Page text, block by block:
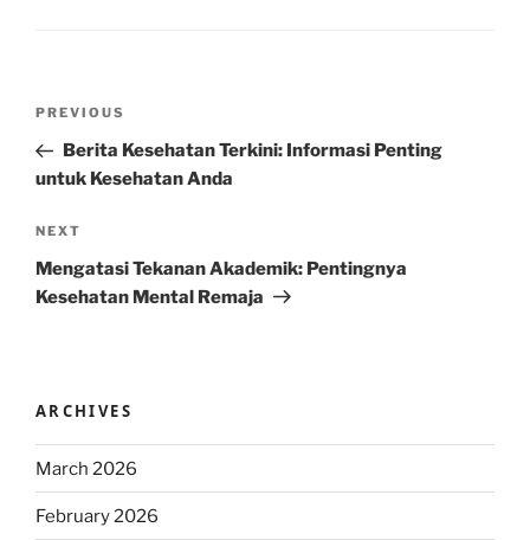
Previous
Post
PREVIOUS
Berita Kesehatan Terkini: Informasi Penting
untuk Kesehatan Anda
Next
Post
NEXT
Mengatasi Tekanan Akademik: Pentingnya
Kesehatan Mental Remaja
ARCHIVES
March 2026
February 2026